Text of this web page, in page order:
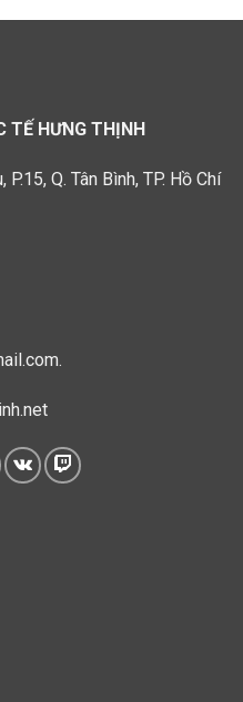
TẾ HƯNG THỊNH
Q. Tân Bình, TP. Hồ Chí